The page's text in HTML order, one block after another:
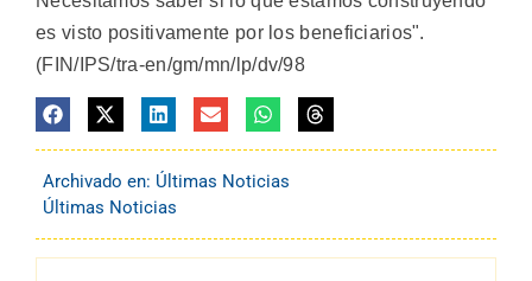
es visto positivamente por los beneficiarios".
(FIN/IPS/tra-en/gm/mn/lp/dv/98
Archivado en: Últimas Noticias
Últimas Noticias